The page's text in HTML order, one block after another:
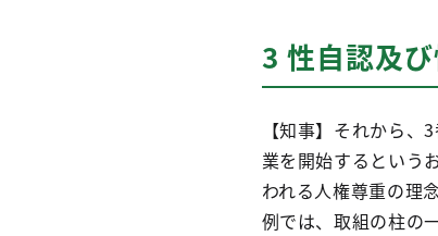
3 性自認及
【知事】それから
業を開始するという
われる人権尊重の理
例では、取組の柱の